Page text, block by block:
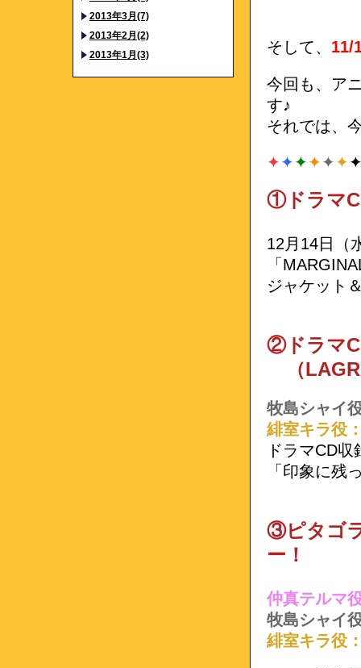
2013年3月(7)
2013年2月(2)
2013年1月(3)
そして、 11/
今回も、ア
す♪
それでは、
✦✦✦✦✦✦
①ドラマ
12月14日（
「
ジャケット
②ドラマ
（
牧島シャイ
緋室キラ役
ドラマCD
「印象に残
③ピタゴ
ー！
仲真テルマ
牧島シャイ
緋室キラ役